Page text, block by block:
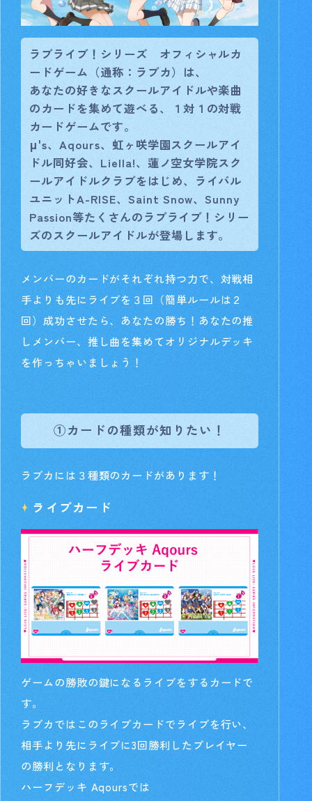
ラブライブ！シリーズ オフィシャルカ
ードゲーム（通称：ラブカ）は、
あなたの好きなスクールアイドルや楽曲
のカードを集めて遊べる、１対１の対戦
カードゲームです。
μ's、Aqours、虹ヶ咲学園スクールアイ
ドル同好会、Liella!、蓮ノ空女学院スク
ールアイドルクラブをはじめ、ライバル
ユニットA-RISE、Saint Snow、Sunny
Passion等たくさんのラブライブ！シリー
ズのスクールアイドルが登場します。
メンバーのカードがそれぞれ持つ力で、対戦相
手よりも先にライブを３回（簡単ルールは２
回）成功させたら、あなたの勝ち！あなたの推
しメンバー、推し曲を集めてオリジナルデッキ
を作っちゃいましょう！
①カードの種類が知りたい！
ラブカには３種類のカードがあります！
ライブカード
ゲームの勝敗の鍵になるライブをするカードで
す。
ラブカではこのライブカードでライブを行い、
相手より先にライブに3回勝利したプレイヤー
の勝利となります。
ハーフデッキ Aqoursでは